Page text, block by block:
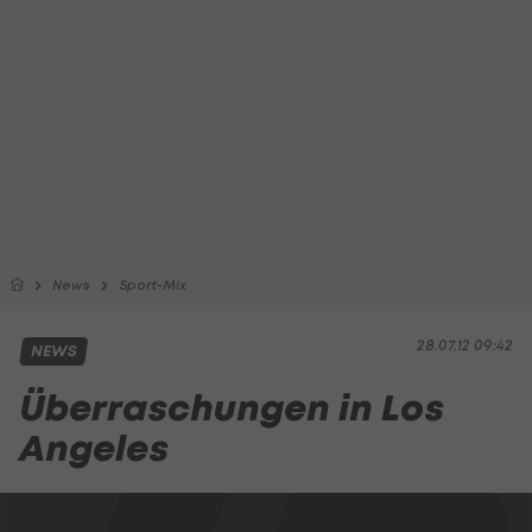
News Sport-Mix
28.07.12 09:42
NEWS
Überraschungen in Los
Angeles